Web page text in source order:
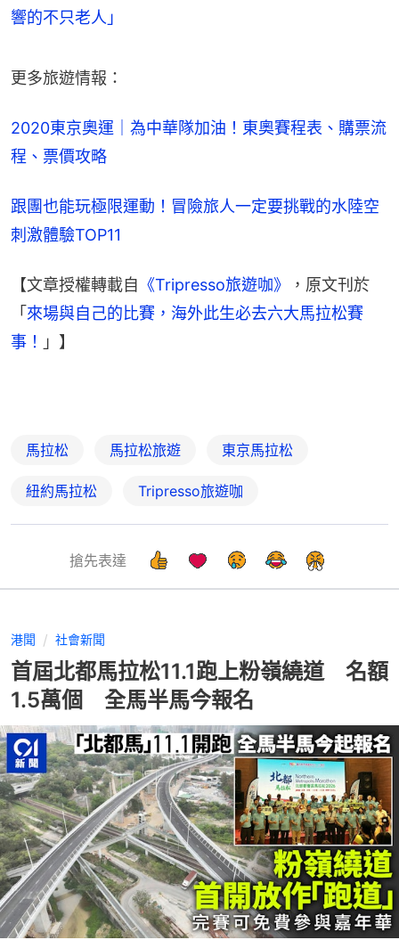
響的不只老人」
更多旅遊情報：
2020東京奧運｜為中華隊加油！東奧賽程表、購票流
程、票價攻略
跟團也能玩極限運動！冒險旅人一定要挑戰的水陸空
刺激體驗TOP11
【文章授權轉載自 《Tripresso旅遊咖》
，原文刊於
「 來場與自己的比賽，海外此生必去六大馬拉松賽
事！
」】
馬拉松 馬拉松旅遊 東京馬拉松
紐約馬拉松 Tripresso旅遊咖
搶先表達
港聞 社會新聞
首屆北都馬拉松11.1跑上粉嶺繞道 名額
1.5萬個 全馬半馬今報名